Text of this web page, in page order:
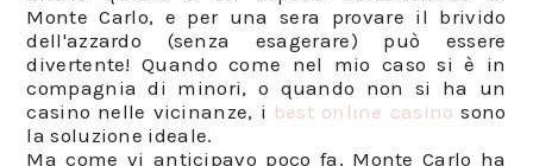
Monte Carlo, e per una sera provare il brivido
dell'azzardo (senza esagerare) può essere
divertente! Quando come nel mio caso si è in
compagnia di minori, o quando non si ha un
casino nelle vicinanze, i best online casino sono
la soluzione ideale.
Ma come vi anticipavo poco fa, Monte Carlo ha